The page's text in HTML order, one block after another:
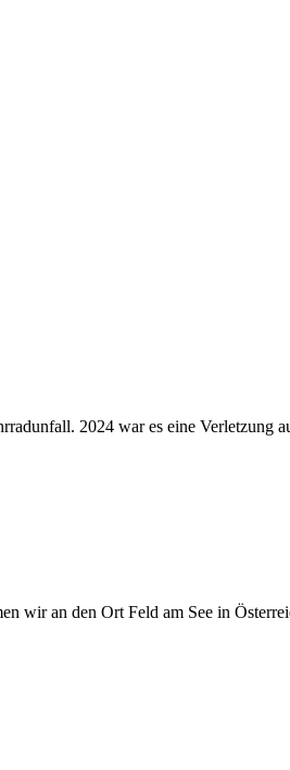
2024 war es eine Verletzung
wir an den Ort Feld am See in